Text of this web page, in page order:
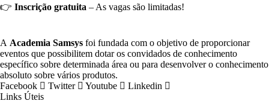
👉 Inscrição gratuita – As vagas são limitadas!
A Academia Samsys foi fundada com o objetivo de proporcionar
eventos que possibilitem dotar os convidados de conhecimento
específico sobre determinada área ou para desenvolver o conhecimento
absoluto sobre vários produtos.
Facebook
Twitter Youtube
Linkedin
Links Úteis